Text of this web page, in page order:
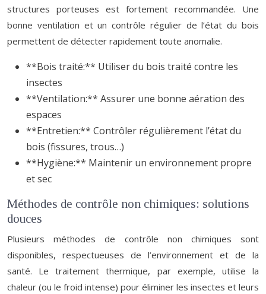
structures porteuses est fortement recommandée. Une
bonne ventilation et un contrôle régulier de l’état du bois
permettent de détecter rapidement toute anomalie.
**Bois traité:** Utiliser du bois traité contre les
insectes
**Ventilation:** Assurer une bonne aération des
espaces
**Entretien:** Contrôler régulièrement l’état du
bois (fissures, trous…)
**Hygiène:** Maintenir un environnement propre
et sec
Méthodes de contrôle non chimiques: solutions
douces
Plusieurs méthodes de contrôle non chimiques sont
disponibles, respectueuses de l’environnement et de la
santé. Le traitement thermique, par exemple, utilise la
chaleur (ou le froid intense) pour éliminer les insectes et leurs